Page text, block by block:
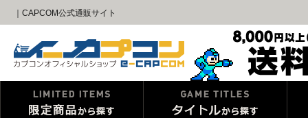
｜CAPCOM公式通販サイト